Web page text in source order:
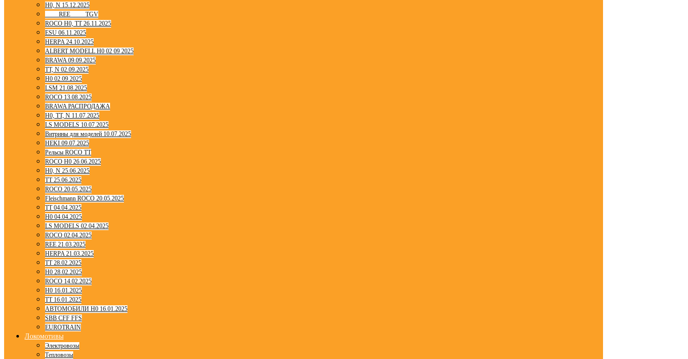
H0, N 15.12.2025
____ REE ____ TGV
ROCO H0, TT 26.11.2025
ESU 06.11.2025
HERPA 24.10.2025
ALBERT MODELL H0 02 09 2025
BRAWA 09.09.2025
TT, N 02.09.2025
H0 02.09.2025
LSM 21.08.2025
ROCO 13.08.2025
BRAWA РАСПРОДАЖА
H0, TT, N 11.07.2025
LS MODELS 10.07.2025
Витрины для моделей 10.07.2025
HEKI 09.07.2025
Рельсы ROCO TT
ROCO H0 26.06.2025
H0, N 25.06.2025
TT 25.06.2025
ROCO 20.05.2025
Fleischmann ROCO 20.05.2025
TT 04.04.2025
H0 04.04.2025
LS MODELS 02.04.2025
ROCO 02.04.2025
REE 21.03.2025
HERPA 21.03.2025
TT 28.02.2025
H0 28.02.2025
ROCO 14.02.2025
H0 16.01.2025
TT 16.01.2025
АВТОМОБИЛИ H0 16.01.2025
SBB CFF FFS
EUROTRAIN
Локомотивы
Электровозы
Тепловозы